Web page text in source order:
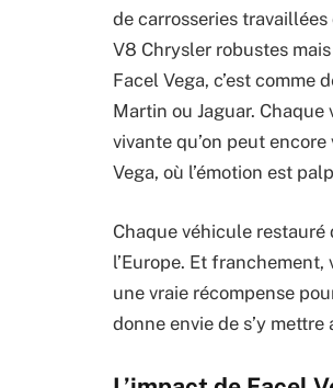
de carrosseries
V8 Chrysler robustes
Facel Vega, c’est comme
Martin ou Jaguar.
vivante qu’on peut
Vega, où l’émotion est
Chaque véhicule
l’Europe. Et
une vraie récompense
donne envie de s’y mettre